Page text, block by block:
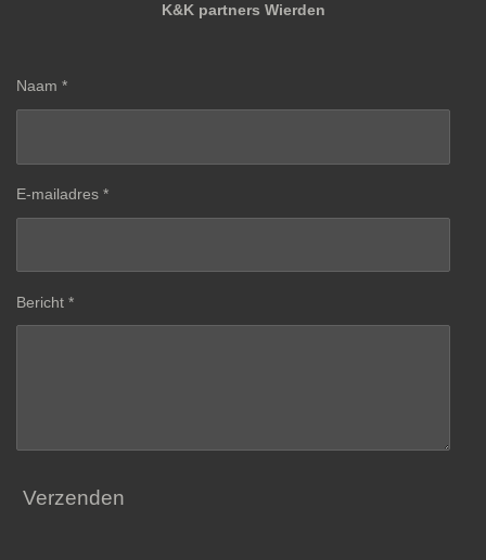
K&K partners Wierden
Naam *
E-mailadres *
Bericht *
Verzenden